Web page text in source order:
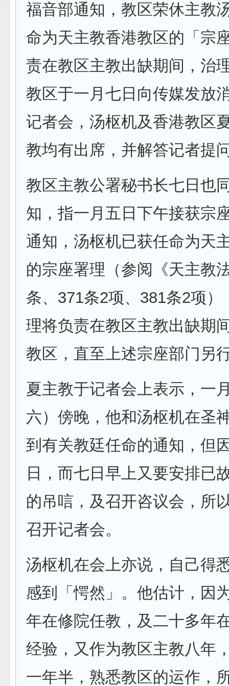
福音部通知，教区荣休主教
命为天主教香港教区的「宗
责在教区主教出缺期间，治
教区于一月七日向传媒发放
记者会，汤枢机及香港教区
教均有出席，并解答记者提
教区主教公署秘书长七日也
知，指一月五日下午接获宗
通知，汤枢机已获任命为天
的宗座署理（参阅《天主教
条、371条2项、381条2项）
理将负责在教区主教出缺期
教区，直至上述宗座部门另
夏主教于记者会上表示，一
六）傍晚，他和汤枢机在圣
到有关教廷任命的通知，但
日，而七日早上又要安排已
的吊唁，及召开咨议会，所
召开记者会。
汤枢机在会上亦说，自己得
感到「愕然」。他估计，因
年在修院任教，及二十多年
经验，又作为教区主教八年
一年半，熟悉教区的运作，